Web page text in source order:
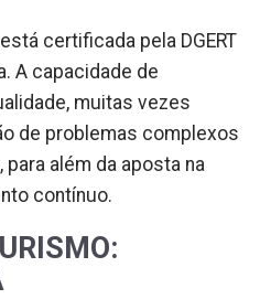
certificada pela DGERT
A capacidade de
muitas vezes
de problemas complexos
para além da aposta na
contínuo.